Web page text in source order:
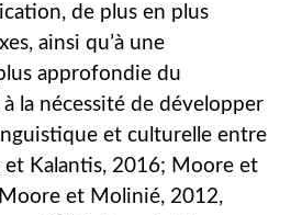
de plus en plus
ainsi qu’à une
approfondie du
la nécessité de développer
et culturelle entre
et Kalantis, 2016; Moore et
et Molinié, 2012,